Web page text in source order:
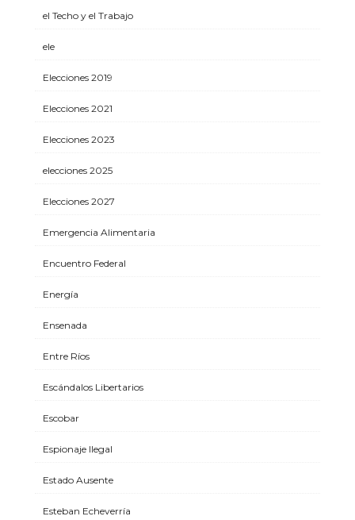
el Techo y el Trabajo
ele
Elecciones 2019
Elecciones 2021
Elecciones 2023
elecciones 2025
Elecciones 2027
Emergencia Alimentaria
Encuentro Federal
Energía
Ensenada
Entre Ríos
Escándalos Libertarios
Escobar
Espionaje Ilegal
Estado Ausente
Esteban Echeverría